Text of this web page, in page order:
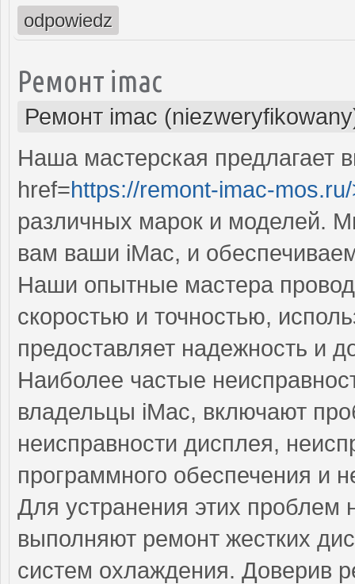
odpowiedz
Ремонт imac
Ремонт imac
Наша мастерская предлагает
href=https://remont-imac-
различных марок и моделей.
вам ваши iMac, и
Наши опытные мастера
скоростью и точностью,
предоставляет надежность и
Наиболее частые
владельцы iMac, включают
неисправности дисплея,
программного обеспечения и
Для устранения этих
выполняют ремонт жестких
систем охлаждения. Доверив